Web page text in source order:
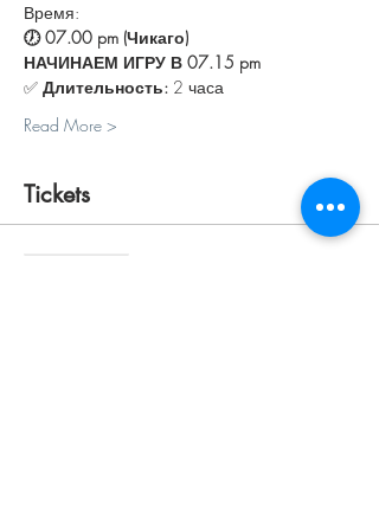
Время:
🕖 07.00 pm (Чикаго)
НАЧИНАЕМ ИГРУ В 07.15 pm
✅ Длительность: 2 часа
Read More >
Tickets